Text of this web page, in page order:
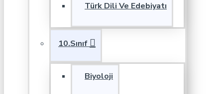
Türk Dili Ve Edebiyatı
10.Sınıf
Biyoloji